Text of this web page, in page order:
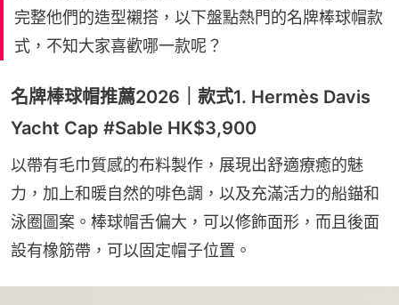
完整他們的造型襯搭，以下盤點熱門的名牌棒球帽款
式，不知大家喜歡哪一款呢？
名牌棒球帽推薦2026｜款式1. Hermès Davis
Yacht Cap #Sable HK$3,900
以帶有毛巾質感的布料製作，展現出舒適療癒的魅
力，加上和暖自然的啡色調，以及充滿活力的船錨和
泳圈圖案。棒球帽舌偏大，可以修飾面形，而且後面
設有橡筋帶，可以固定帽子位置。